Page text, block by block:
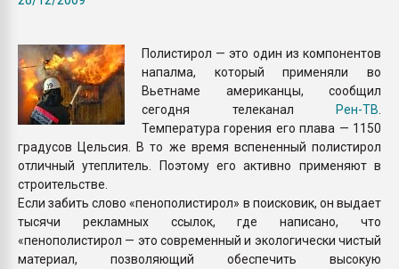
ПЕРЕЙТИ НА
Полистирол — это один из компонентов
напалма, который применяли во
Вьетнаме американцы, сообщил
сегодня телеканал Рен-ТВ
Температура горения его плава — 1150
градусов Цельсия. В то же время вспененный полистирол
отличный утеплитель. Поэтому его активно применяют в
строительстве.
Если забить слово «пенополистирол» в поисковик, он выдает
тысячи рекламных ссылок, где написано, что
«пенополистирол — это современный и экологически чистый
материал, позволяющий обеспечить высокую